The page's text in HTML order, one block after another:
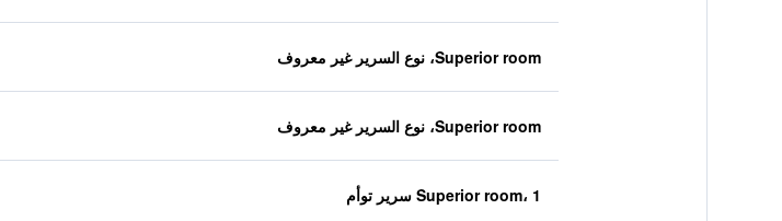
Superior room، نوع السرير غير معروف
Superior room، نوع السرير غير معروف
Superior room، 1 سرير توأم